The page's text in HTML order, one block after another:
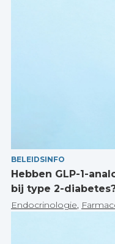
BELEIDSINFO
Hebben GLP-1-
bij type 2-
Endocrinologie,